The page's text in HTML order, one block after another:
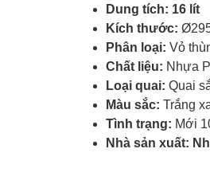
Dung tích: 16 lít
Kích thước:
Phân loại: Vỏ
Chất liệu: Nhựa
Loại quai: Quai
Màu sắc: Trắng
Tình trạng: Mới
Nhà sản xuất: